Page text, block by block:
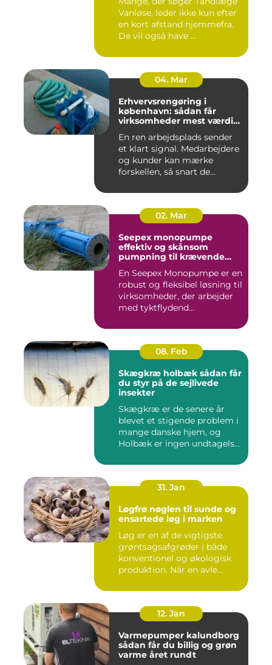
Vanløse, leder ikke kun efter
en kort afstand hjemmefra.
De vil også have ...
04. Mar
Erhvervsrengøring i
københavn: sådan får
virksomheder mest værdi
En ren arbejdsplads sender
et klart signal. Medarbejdere
og kunder kan mærke
forskellen, så snart de...
02. Mar
Seepex monopumpe
effektiv og skånsom
pumpning til krævende
En Seepex Monopumpe er en
robust og fleksibel løsning til
virksomheder, der arbejder
med tyktflydend...
08. Feb
Skægkræ holbæk sådan får
du styr på de sejlivede
insekter
Skægkræ er de senere år
blevet et stigende problem i
mange danske hjem, og
Holbæk er ingen undtagels...
31. Jan
Løgfrø nøglen til sunde og
ensartede løg i marken
Løg er en af de vigtigste
grøntsagsafgrøder i både
konventionel og økologisk
produktion. Når en avle...
12. Jan
Varmepumper kalundborg
sådan får du billig og grøn
varme året rundt